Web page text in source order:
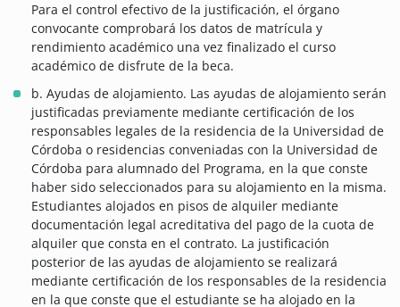
Para el control efectivo de la justificación, el órgano
convocante comprobará los datos de matrícula y
rendimiento académico una vez finalizado el curso
académico de disfrute de la beca.
b. Ayudas de alojamiento. Las ayudas de alojamiento serán
justificadas previamente mediante certificación de los
responsables legales de la residencia de la Universidad de
Córdoba o residencias conveniadas con la Universidad de
Córdoba para alumnado del Programa, en la que conste
haber sido seleccionados para su alojamiento en la misma.
Estudiantes alojados en pisos de alquiler mediante
documentación legal acreditativa del pago de la cuota de
alquiler que consta en el contrato. La justificación
posterior de las ayudas de alojamiento se realizará
mediante certificación de los responsables de la residencia
en la que conste que el estudiante se ha alojado en la